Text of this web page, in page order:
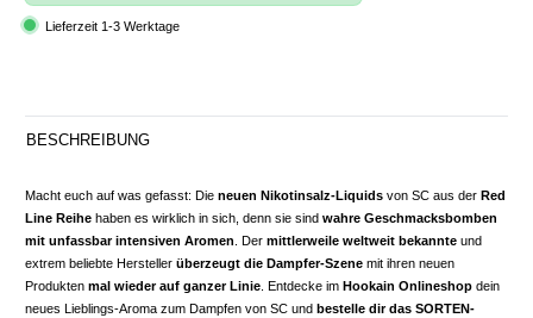
Lieferzeit 1-3 Werktage
BESCHREIBUNG
Macht euch auf was gefasst: Die neuen Nikotinsalz-Liquids von SC aus der Red
Line Reihe haben es wirklich in sich, denn sie sind wahre Geschmacksbomben
mit unfassbar intensiven Aromen . Der mittlerweile weltweit bekannte und
extrem beliebte Hersteller überzeugt die Dampfer-Szene mit ihren neuen
Produkten mal wieder auf ganzer Linie . Entdecke im Hookain Onlineshop dein
neues Lieblings-Aroma zum Dampfen von SC und bestelle dir das SORTEN-